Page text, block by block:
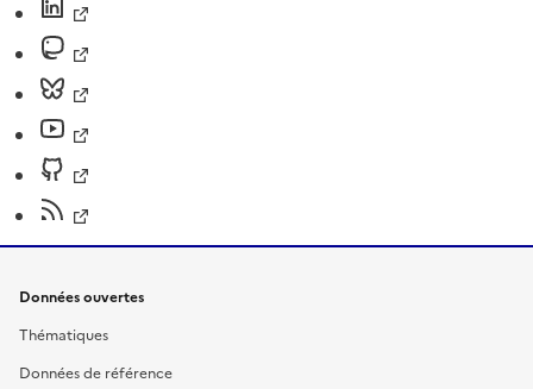
Données ouvertes
Thématiques
Données de référence